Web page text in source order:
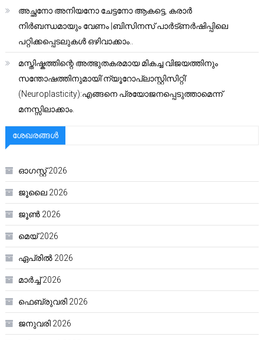
അച്ഛനോ അനിയനോ ചേട്ടനോ ആകട്ടെ, കരാർ
നിർബന്ധമായും വേണം |ബിസിനസ് പാർട്ണർഷിപ്പിലെ
പറ്റിക്കപ്പെടലുകൾ ഒഴിവാക്കാം..
മസ്തിഷ്കത്തിന്റെ അത്ഭുതകരമായ മികച്ച വിജയത്തിനും
സന്തോഷത്തിനുമായി’ന്യൂറോപ്ലാസ്റ്റിസിറ്റി’
(Neuroplasticity):എങ്ങനെ പ്രയോജനപ്പെടുത്താമെന്ന്
മനസ്സിലാക്കാം.
ശേഖരങ്ങൾ
ഓഗസ്റ്റ്‌ 2026
ജൂലൈ 2026
ജൂൺ 2026
മെയ്‌ 2026
ഏപ്രിൽ 2026
മാർച്ച്‌ 2026
ഫെബ്രുവരി 2026
ജനുവരി 2026